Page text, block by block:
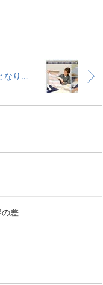
”【募集中】残席1名となりました！12月2日 リユース着物目利き講座レベルアップ紬編”
差